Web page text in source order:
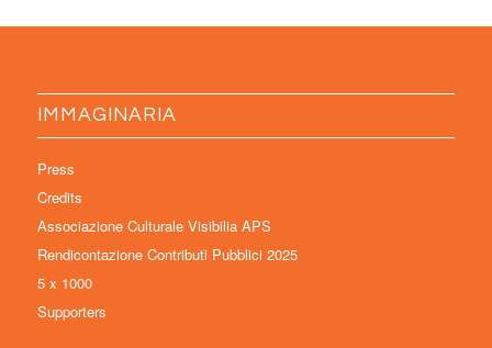
IMMAGINARIA
Press
Credits
Associazione Culturale Visibilia APS
Rendicontazione Contributi Pubblici 2025
5 x 1000
Supporters